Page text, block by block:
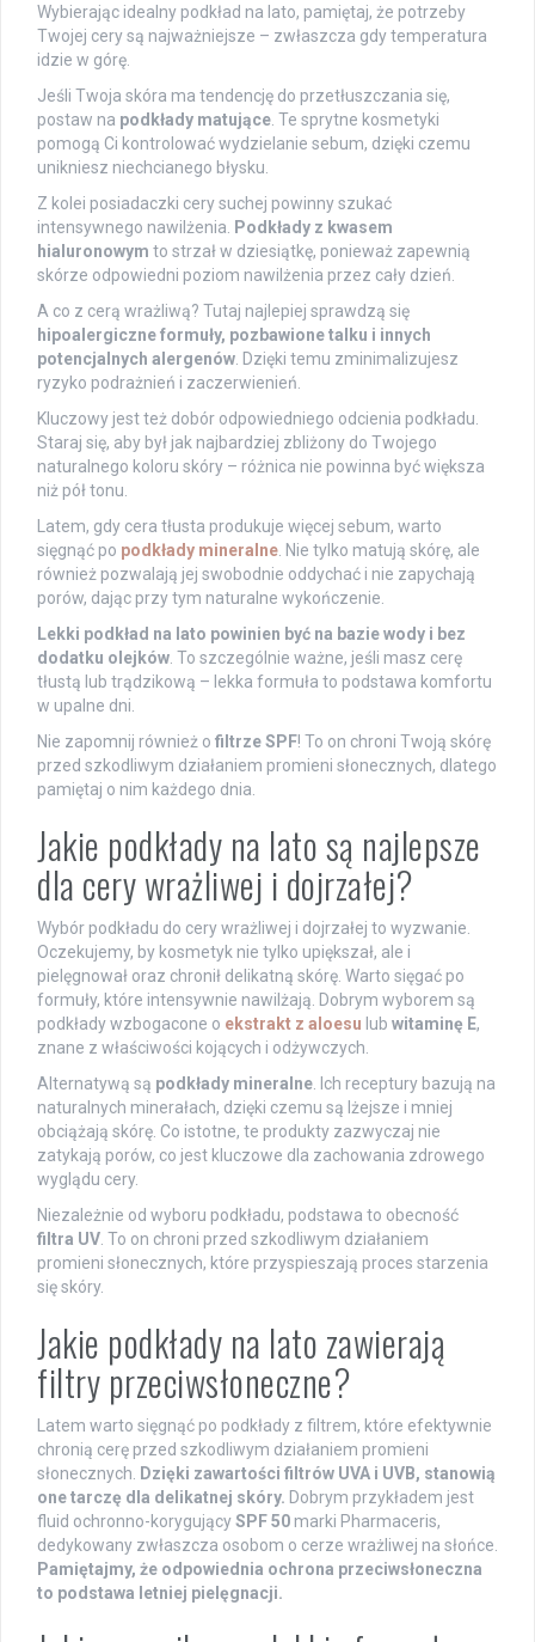
Wybierając idealny podkład na lato, pamiętaj, że potrzeby
Twojej cery są najważniejsze – zwłaszcza gdy temperatura
idzie w górę.
Jeśli Twoja skóra ma tendencję do przetłuszczania się,
postaw na podkłady matujące . Te sprytne kosmetyki
pomogą Ci kontrolować wydzielanie sebum, dzięki czemu
unikniesz niechcianego błysku.
Z kolei posiadaczki cery suchej powinny szukać
intensywnego nawilżenia.
Podkłady z kwasem
hialuronowym to strzał w dziesiątkę, ponieważ zapewnią
skórze odpowiedni poziom nawilżenia przez cały dzień.
A co z cerą wrażliwą? Tutaj najlepiej sprawdzą się
hipoalergiczne formuły, pozbawione talku i innych
potencjalnych alergenów . Dzięki temu zminimalizujesz
ryzyko podrażnień i zaczerwienień.
Kluczowy jest też dobór odpowiedniego odcienia podkładu.
Staraj się, aby był jak najbardziej zbliżony do Twojego
naturalnego koloru skóry – różnica nie powinna być większa
niż pół tonu.
Latem, gdy cera tłusta produkuje więcej sebum, warto
sięgnąć po podkłady mineralne . Nie tylko matują skórę, ale
również pozwalają jej swobodnie oddychać i nie zapychają
porów, dając przy tym naturalne wykończenie.
Lekki podkład na lato powinien być na bazie wody i bez
dodatku olejków . To szczególnie ważne, jeśli masz cerę
tłustą lub trądzikową – lekka formuła to podstawa komfortu
w upalne dni.
Nie zapomnij również o filtrze SPF! To on chroni Twoją skórę
przed szkodliwym działaniem promieni słonecznych, dlatego
pamiętaj o nim każdego dnia.
Jakie podkłady na lato są najlepsze
dla cery wrażliwej i dojrzałej?
Wybór podkładu do cery wrażliwej i dojrzałej to wyzwanie.
Oczekujemy, by kosmetyk nie tylko upiększał, ale i
pielęgnował oraz chronił delikatną skórę. Warto sięgać po
formuły, które intensywnie nawilżają. Dobrym wyborem są
podkłady wzbogacone o ekstrakt z aloesu lub witaminę E,
znane z właściwości kojących i odżywczych.
Alternatywą są podkłady mineralne . Ich receptury bazują na
naturalnych minerałach, dzięki czemu są lżejsze i mniej
obciążają skórę. Co istotne, te produkty zazwyczaj nie
zatykają porów, co jest kluczowe dla zachowania zdrowego
wyglądu cery.
Niezależnie od wyboru podkładu, podstawa to obecność
filtra UV . To on chroni przed szkodliwym działaniem
promieni słonecznych, które przyspieszają proces starzenia
się skóry.
Jakie podkłady na lato zawierają
filtry przeciwsłoneczne?
Latem warto sięgnąć po podkłady z filtrem, które efektywnie
chronią cerę przed szkodliwym działaniem promieni
słonecznych.
Dzięki zawartości filtrów UVA i UVB, stanowią
one tarczę dla delikatnej skóry. Dobrym przykładem jest
fluid ochronno-korygującySPF 50 marki Pharmaceris,
dedykowany zwłaszcza osobom o cerze wrażliwej na słońce.
Pamiętajmy, że odpowiednia ochrona przeciwsłoneczna
to podstawa letniej pielęgnacji.